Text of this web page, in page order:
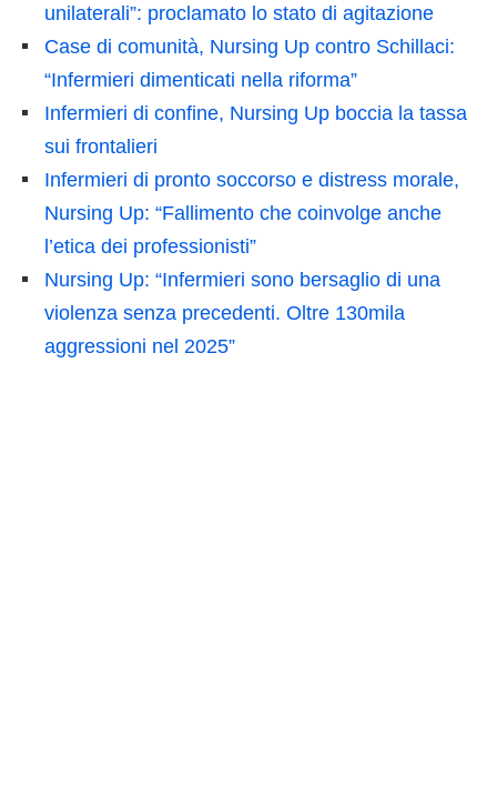
unilaterali”: proclamato lo stato di agitazione
Case di comunità, Nursing Up contro Schillaci:
“Infermieri dimenticati nella riforma”
Infermieri di confine, Nursing Up boccia la tassa
sui frontalieri
Infermieri di pronto soccorso e distress morale,
Nursing Up: “Fallimento che coinvolge anche
l’etica dei professionisti”
Nursing Up: “Infermieri sono bersaglio di una
violenza senza precedenti. Oltre 130mila
aggressioni nel 2025”